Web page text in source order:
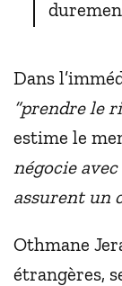
Dans
“prendre le
estime le
négocie
assurent un
Othmane
étrangères,